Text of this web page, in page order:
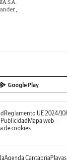
S.A.
,
Google Play
Reglamento UE 2024/
Publicidad Mapa web
de cookies
Agenda Cantabria Playas